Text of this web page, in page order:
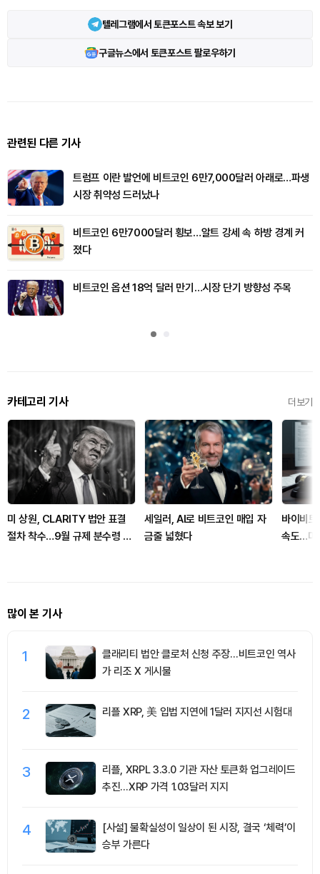
텔레그램에서 토큰포스트 속보 보기
구글뉴스에서 토큰포스트 팔로우하기
관련된 다른 기사
트럼프 이란 발언에 비트코인 6만7,000달러 아래로…파생
시장 취약성 드러났나
비트코인 6만7000달러 횡보…알트 강세 속 하방 경계 커
졌다
비트코인 옵션 18억 달러 만기…시장 단기 방향성 주목
카테고리 기사 더보기
미 상원, CLARITY 법안 표결
절차 착수…9월 규제 분수령 될
세일러, AI로 비트코인 매입 자
금줄 넓혔다
바이비
속도…미
많이 본 기사
1
클래리티 법안 클로처 신청 주장…비트코인 역사
가 리조 X 게시물
2 리플 XRP, 美 입법 지연에 1달러 지지선 시험대
3
리플, XRPL 3.3.0 기관 자산 토큰화 업그레이드
추진…XRP 가격 1.03달러 지지
4
[사설] 불확실성이 일상이 된 시장, 결국 ‘체력’이
승부 가른다